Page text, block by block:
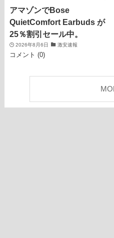
アマゾンでBose
QuietComfort Earbuds が
25％割引セール中。
2026年8月6日 激安速報
コメント (0)